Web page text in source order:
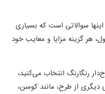
سوالاتی است که بسیاری
هر گزینه مزایا و معایب خود
رنگارنگ انتخاب می‌کنید،
از طرح، مانند کوسن،